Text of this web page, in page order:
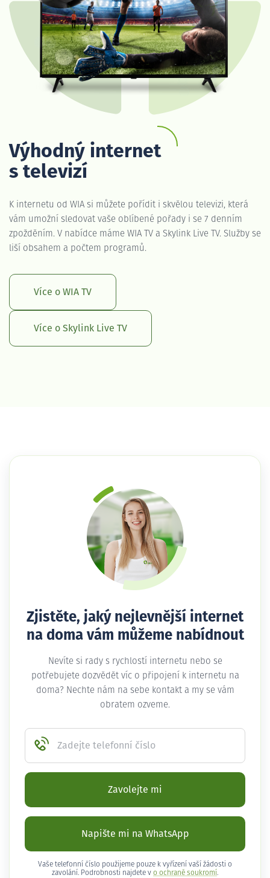
Výhodný internet
s televizí
K internetu od WIA si můžete pořídit i skvělou televizi, která
vám umožní sledovat vaše oblíbené pořady i se 7 denním
zpožděním. V nabídce máme WIA TV a Skylink Live TV. Služby se
liší obsahem a počtem programů.
Více o WIA TV
Více o Skylink Live TV
Zjistěte, jaký nejlevnější internet
na doma vám můžeme nabídnout
Nevíte si rady s rychlostí internetu nebo se
potřebujete dozvědět víc o připojení k internetu na
doma? Nechte nám na sebe kontakt a my se vám
obratem ozveme.
Zadejte telefonní číslo
Zavolejte mi
Napište mi na WhatsApp
Vaše telefonní číslo použijeme pouze k vyřízení vaší žádosti o
zavolání. Podrobnosti najdete v o ochraně soukromí .